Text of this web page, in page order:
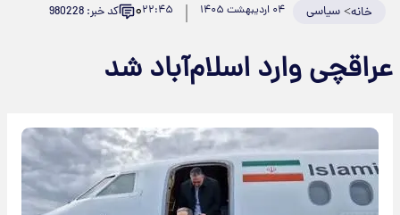
خانه>سیاسی ۰۴ اردیبهشت ۱۴۰۵ ۲۲:۴۵۰ کد خبر: 980228
عراقچی وارد اسلام‌آباد شد